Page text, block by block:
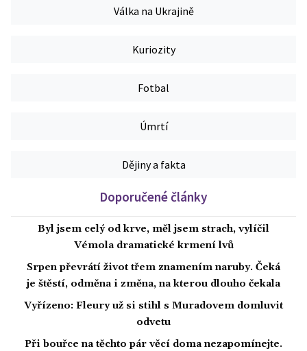
Válka na Ukrajině
Kuriozity
Fotbal
Úmrtí
Dějiny a fakta
Doporučené články
Byl jsem celý od krve, měl jsem strach, vylíčil
Vémola dramatické krmení lvů
Srpen převrátí život třem znamením naruby. Čeká
je štěstí, odměna i změna, na kterou dlouho čekala
Vyřízeno: Fleury už si stihl s Muradovem domluvit
odvetu
Při bouřce na těchto pár věcí doma nezapomínejte.